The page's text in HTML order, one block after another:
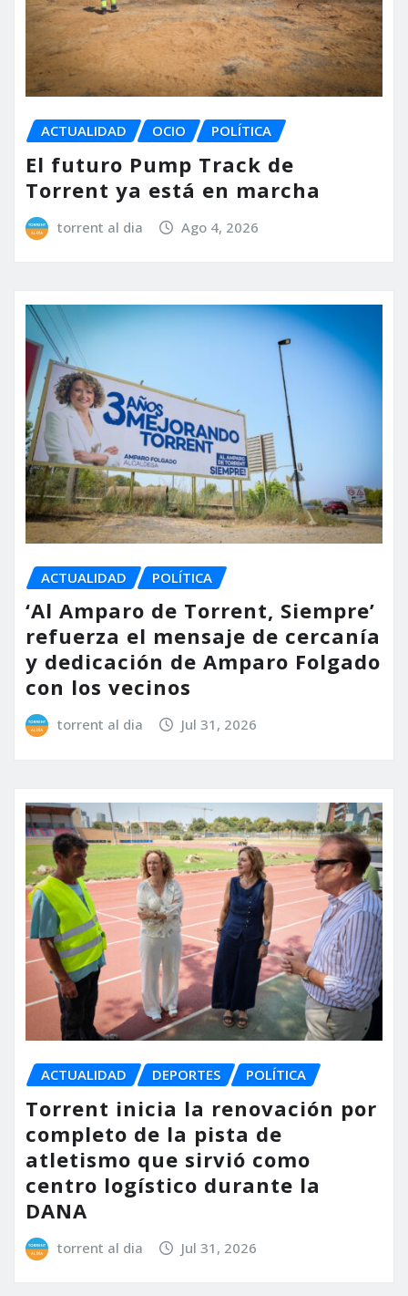
ACTUALIDAD OCIO POLÍTICA
El futuro Pump Track de
Torrent ya está en marcha
torrent al dia Ago 4, 2026
ACTUALIDAD POLÍTICA
‘Al Amparo de Torrent, Siempre’
refuerza el mensaje de cercanía
y dedicación de Amparo Folgado
con los vecinos
torrent al dia Jul 31, 2026
ACTUALIDAD DEPORTES POLÍTICA
Torrent inicia la renovación por
completo de la pista de
atletismo que sirvió como
centro logístico durante la
DANA
torrent al dia Jul 31, 2026